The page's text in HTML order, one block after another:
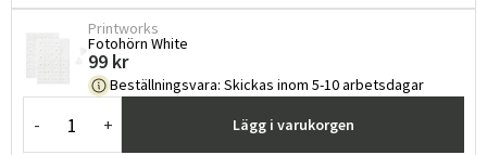
Printworks
Fotohörn White
99 kr
Beställningsvara: Skickas inom 5-10 arbetsdagar
- + Lägg i varukorgen